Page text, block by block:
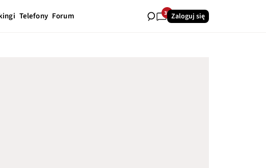
Telefony Forum 39Zaloguj się